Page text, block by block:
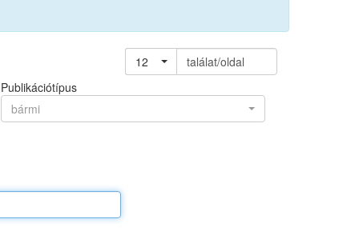
12
találat/oldal
Publikációtípus
bármi